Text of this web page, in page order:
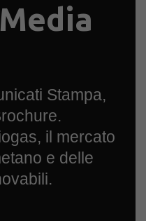
Stampa,
il mercato
e delle